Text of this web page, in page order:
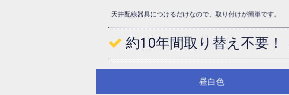
天井配線器具につけるだけなので、取り付けが簡単です。
約10年間取り替え不要！
昼白色